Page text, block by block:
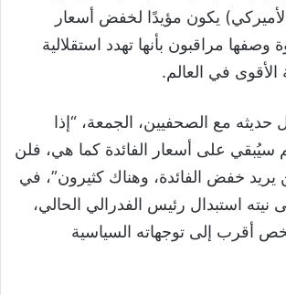
يكون مؤيدًا لخفض أسعار
وصفها مراقبون بأنها تهدد استقلالية
الأقوى في العالم.
مع الصحفيين، الجمعة، “إذا
على أسعار الفائدة كما هي، فلن
يريد خفض الفائدة، وهناك كثيرون”، في
نيته استبدال رئيس الفدرالي الحالي،
أقرب إلى توجهاته السياسية